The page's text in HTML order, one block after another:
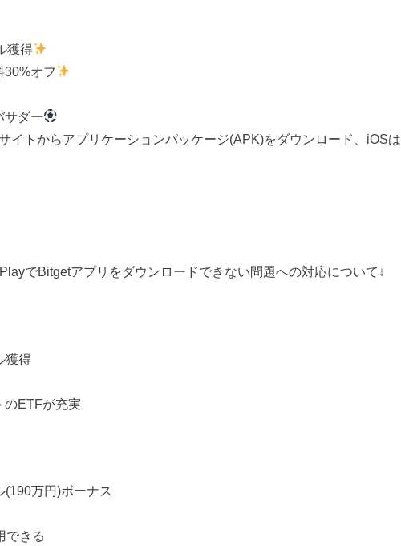
獲得
30%オフ
サダー
イトからアプリケーションパッケージ(APK)をダウンロード、iOSは
でBitgetアプリをダウンロードできない問題への対応について↓
獲得
のETFが充実
万円)ボーナス
できる